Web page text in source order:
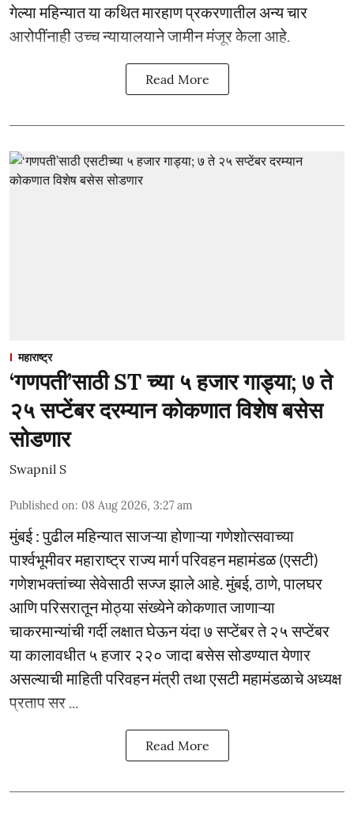
गेल्या महिन्यात या कथित मारहाण प्रकरणातील अन्य चार
आरोपींनाही उच्च न्यायालयाने जामीन मंजूर केला आहे.
Read More
महाराष्ट्र
‘गणपती’साठी ST च्या ५ हजार गाड्या; ७ ते
२५ सप्टेंबर दरम्यान कोकणात विशेष बसेस
सोडणार
Swapnil S
Published on: 08 Aug 2026, 3:27 am
मुंबई : पुढील महिन्यात साजऱ्या होणाऱ्या गणेशोत्सवाच्या
पार्श्वभूमीवर महाराष्ट्र राज्य मार्ग परिवहन महामंडळ (एसटी)
गणेशभक्तांच्या सेवेसाठी सज्ज झाले आहे. मुंबई, ठाणे, पालघर
आणि परिसरातून मोठ्या संख्येने कोकणात जाणाऱ्या
चाकरमान्यांची गर्दी लक्षात घेऊन यंदा ७ सप्टेंबर ते २५ सप्टेंबर
या कालावधीत ५ हजार २२० जादा बसेस सोडण्यात येणार
असल्याची माहिती परिवहन मंत्री तथा एसटी महामंडळाचे अध्यक्ष
प्रताप सर ...
Read More